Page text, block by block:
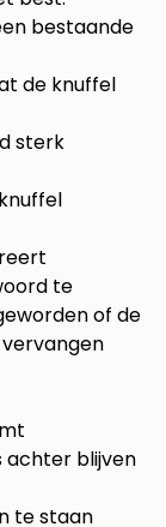
bestaande
de knuffel
sterk
te
of de
achter blijven
te staan